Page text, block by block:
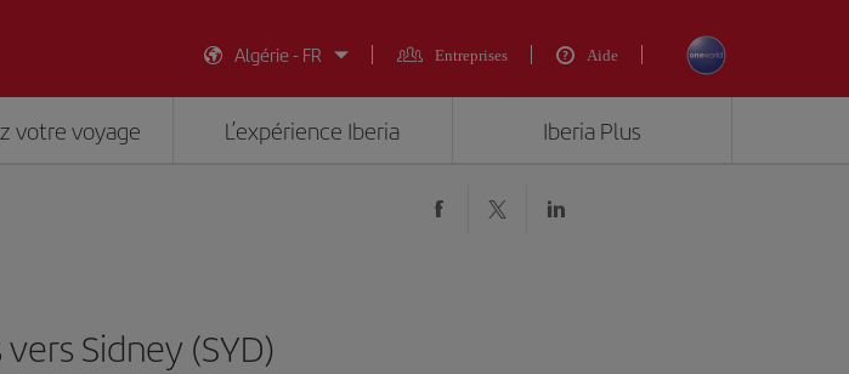
Algérie - FR
Entreprises Aide
votre voyage L’expérience Iberia Iberia Plus
Sidney (SYD)